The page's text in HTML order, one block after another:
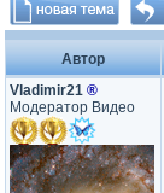
Автор
Vladimir21 ®
Модератор Видео